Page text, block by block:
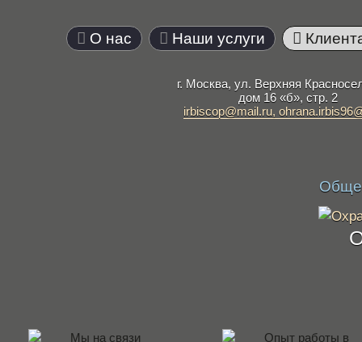
О нас Наши услуги
г. Москва, ул. Верхняя
дом 16 «б», стр. 2
irbiscop@mail.ru,
Мы на связи
Опыт работы в